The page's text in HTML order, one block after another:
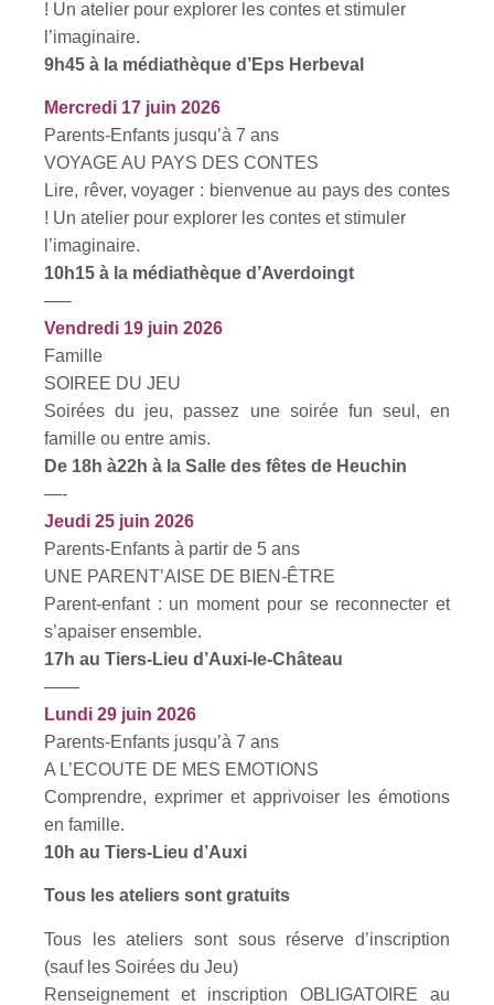
! Un atelier pour explorer les contes et stimuler
l’imaginaire.
9h45 à la médiathèque d’Eps Herbeval
Mercredi 17 juin 2026
Parents-Enfants jusqu’à 7 ans
VOYAGE AU PAYS DES CONTES
Lire, rêver, voyager : bienvenue au pays des contes
! Un atelier pour explorer les contes et stimuler
l’imaginaire.
10h15 à la médiathèque d’Averdoingt
—–
Vendredi 19 juin 2026
Famille
SOIREE DU JEU
Soirées du jeu, passez une soirée fun seul, en
famille ou entre amis.
De 18h à22h à la Salle des fêtes de Heuchin
—-
Jeudi 25 juin 2026
Parents-Enfants à partir de 5 ans
UNE PARENT’AISE DE BIEN-ÊTRE
Parent-enfant : un moment pour se reconnecter et
s’apaiser ensemble.
17h au Tiers-Lieu d’Auxi-le-Château
——
Lundi 29 juin 2026
Parents-Enfants jusqu’à 7 ans
A L’ECOUTE DE MES EMOTIONS
Comprendre, exprimer et apprivoiser les émotions
en famille.
10h au Tiers-Lieu d’Auxi
Tous les ateliers sont gratuits
Tous les ateliers sont sous réserve d’inscription
(sauf les Soirées du Jeu)
Renseignement et inscription OBLIGATOIRE au